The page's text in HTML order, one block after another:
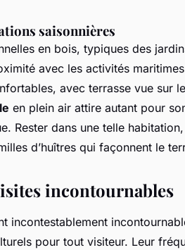
saisonnières
en bois, typiques des
avec les activités
avec terrasse vue sur
en plein air attire autant pour
Rester dans une telle
d’huîtres qui façonnent le
incontournables
incontestablement
pour tout visiteur. Leur